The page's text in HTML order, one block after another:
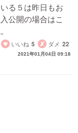
る５は昨日もお
公開の場合はこ
いいね 5 ダメ 22
2021年01月04日 09:18